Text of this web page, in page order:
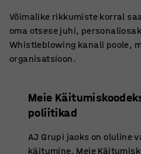
Võimalike rikkumiste korral
oma otsese juhi,
Whistleblowing kanali poole,
organisatsioon.
Meie
poliitikad
AJ Grupi jaoks on oluline
käitumine. Meie